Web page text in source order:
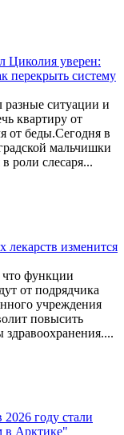
Циколия уверен:
перекрыть систему
ситуации и
квартиру от
от беды.Сегодня в
мальчишки
роли слесаря...
лекарств изменится
что функции
от подрядчика
учреждения
повысить
здравоохранения....
году стали
в Арктике"